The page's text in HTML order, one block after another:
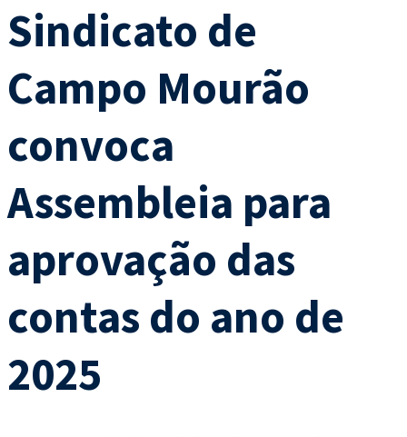
Sindicato de
Campo Mourão
convoca
Assembleia para
aprovação das
contas do ano de
2025